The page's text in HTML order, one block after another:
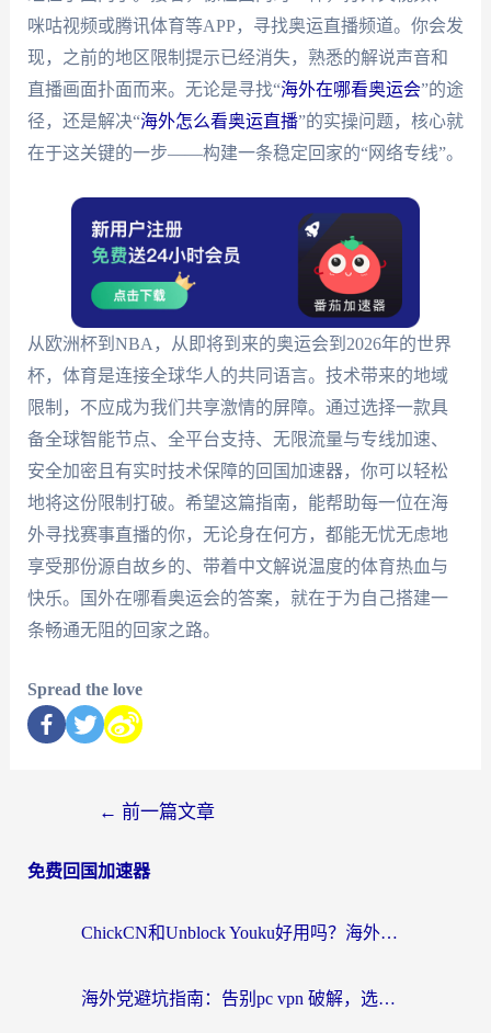
咪咕视频或腾讯体育等APP，寻找奥运直播频道。你会发
现，之前的地区限制提示已经消失，熟悉的解说声音和
直播画面扑面而来。无论是寻找“海外在哪看奥运会”的途
径，还是解决“海外怎么看奥运直播”的实操问题，核心就
在于这关键的一步——构建一条稳定回家的“网络专线”。
从欧洲杯到NBA，从即将到来的奥运会到2026年的世界
杯，体育是连接全球华人的共同语言。技术带来的地域
限制，不应成为我们共享激情的屏障。通过选择一款具
备全球智能节点、全平台支持、无限流量与专线加速、
安全加密且有实时技术保障的回国加速器，你可以轻松
地将这份限制打破。希望这篇指南，能帮助每一位在海
外寻找赛事直播的你，无论身在何方，都能无忧无虑地
享受那份源自故乡的、带着中文解说温度的体育热血与
快乐。国外在哪看奥运会的答案，就在于为自己搭建一
条畅通无阻的回家之路。
Spread the love
← 前一篇文章
免费回国加速器
ChickCN和Unblock Youku好用吗？海外党亲测3款回国加速器，附iOS免费选择指南
海外党避坑指南：告别pc vpn 破解，选对回国加速器轻松访问国内资源